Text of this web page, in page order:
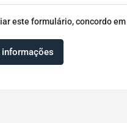
este formulário, concordo em